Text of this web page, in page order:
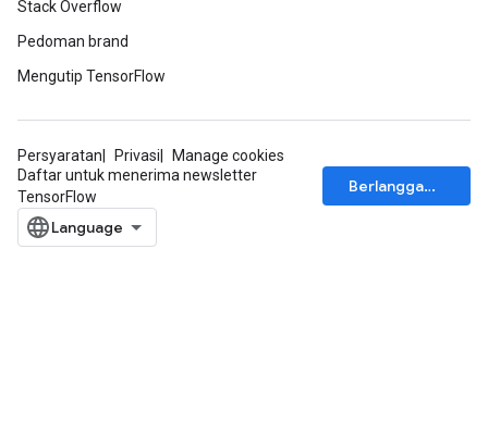
Stack Overflow
Pedoman brand
Mengutip TensorFlow
Persyaratan Privasi
Manage cookies
Daftar untuk menerima newsletter
TensorFlow
Berlangganan